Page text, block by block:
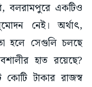
বলরামপুরে একটিও
নেই। অর্থাৎ,
হলে সেগুলি চলছে
হাত রয়েছে?
কোটি টাকার রাজস্ব